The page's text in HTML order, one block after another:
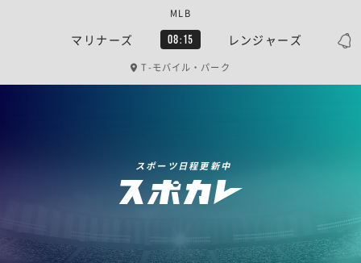
マリナーズ 08:15 レンジャーズ
MLB
T-モバイル・パーク
スポーツ日程更新中